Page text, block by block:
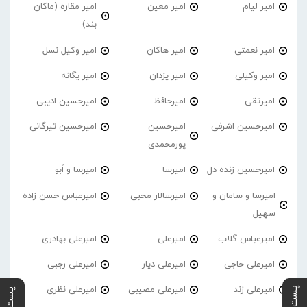
امیر لیام امیر معین
امیر مقاره (ماکان
بند)
امیر نعمتی امیر هاکان امیر وکیل نسل
امیر وکیلی امیر یزدان امیر یگانه
امیرتقی امیرحافظ امیرحسین ادیبی
امیرحسین اشرفی
امیرحسین
پورمحمدی
امیرحسین تیرگانی
امیرحسین زنده دل امیرسا امیرسا و اَبو
امیرسا و سامان و
سهیل
امیرسالار محبی امیرعباس حسن زاده
امیرعباس گلاب امیرعلی امیرعلی بهادری
امیرعلی حاجی امیرعلی دیار امیرعلی رجبی
امیرعلی زند امیرعلی مصیبی امیرعلی نظری